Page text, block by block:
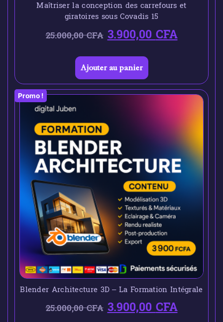
Maîtriser la conception des carrefours et
giratoires sous Covadis 15
25.000,00CFA 3.900,00CFA
Ajouter au panier
Promo !
Blender Architecture 3D – La Formation Intégrale
25.000,00CFA 3.900,00CFA